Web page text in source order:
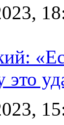
это